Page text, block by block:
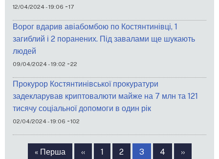
12/04/2024 - 19:06 -17
Ворог вдарив авіабомбою по Костянтинівці, 1
загиблий і 2 поранених. Під завалами ще шукають
людей
09/04/2024 - 19:02 -22
Прокурор Костянтинівської прокуратури
задекларував криптовалюти майже на 7 млн та 121
тисячу соціальної допомоги в один рік
02/04/2024 - 19:06 -102
Розбивка
Перша
« Перша
Попередня
‹‹ Сторінка
1 Сторінка
2 Сторінка
3 Сторінка
4
Наступна
››